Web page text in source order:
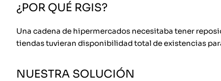
¿POR QUÉ RGIS?
Una cadena de hipermercados necesitaba tener
tiendas tuvieran disponibilidad total de existencias
NUESTRA SOLUCIÓN